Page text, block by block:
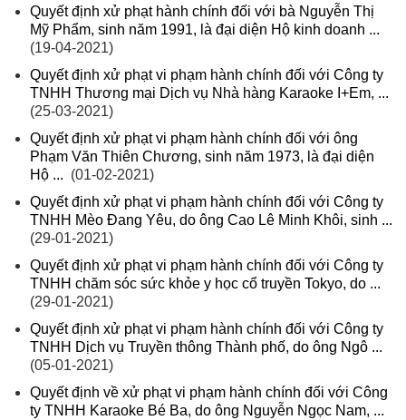
Quyết định xử phạt hành chính đối với bà Nguyễn Thị
Mỹ Phẩm, sinh năm 1991, là đại diện Hộ kinh doanh ...
(19-04-2021)
Quyết định xử phạt vi phạm hành chính đối với Công ty
TNHH Thương mại Dịch vụ Nhà hàng Karaoke I+Em, ...
(25-03-2021)
Quyết định xử phạt vi phạm hành chính đối với ông
Phạm Văn Thiên Chương, sinh năm 1973, là đại diện
Hộ ... (01-02-2021)
Quyết định xử phạt vi phạm hành chính đối với Công ty
TNHH Mèo Đang Yêu, do ông Cao Lê Minh Khôi, sinh ...
(29-01-2021)
Quyết định xử phạt vi phạm hành chính đối với Công ty
TNHH chăm sóc sức khỏe y học cổ truyền Tokyo, do ...
(29-01-2021)
Quyết định xử phạt vi phạm hành chính đối với Công ty
TNHH Dịch vụ Truyền thông Thành phố, do ông Ngô ...
(05-01-2021)
Quyết định về xử phạt vi phạm hành chính đối với Công
ty TNHH Karaoke Bé Ba, do ông Nguyễn Ngọc Nam, ...